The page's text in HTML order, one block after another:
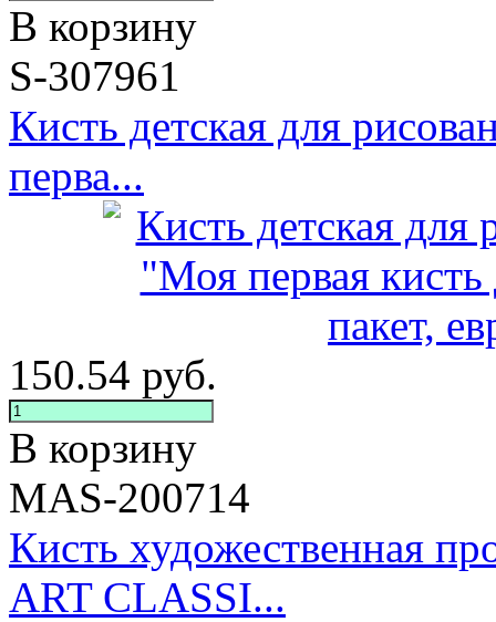
В корзину
S-307961
Кисть детская для
перва...
150.54 руб.
В корзину
MAS-200714
Кисть художественная
ART CLASSI...